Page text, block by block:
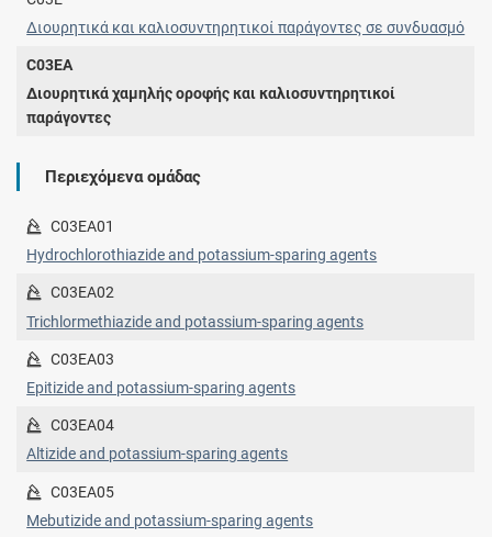
Διουρητικά και καλιοσυντηρητικοί παράγοντες σε συνδυασμό
C03EA
Διουρητικά χαμηλής οροφής και καλιοσυντηρητικοί
παράγοντες
Περιεχόμενα ομάδας
C03EA01
Hydrochlorothiazide and potassium-sparing agents
C03EA02
Trichlormethiazide and potassium-sparing agents
C03EA03
Epitizide and potassium-sparing agents
C03EA04
Altizide and potassium-sparing agents
C03EA05
Mebutizide and potassium-sparing agents